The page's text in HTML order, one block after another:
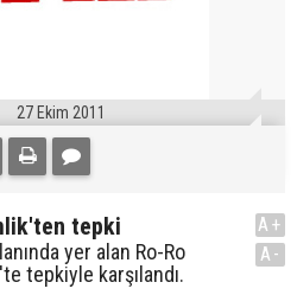
27 Ekim 2011
tepki
yer alan Ro-Ro
tepkiyle karşılandı.
A+
A-